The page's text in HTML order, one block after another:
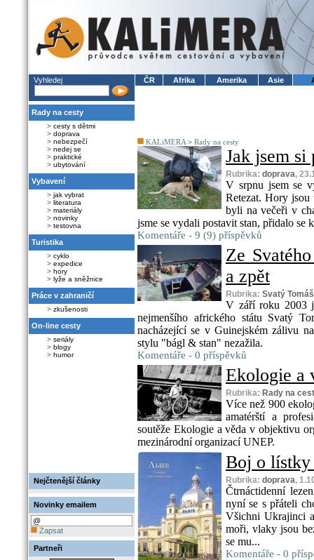
Vyhledej
Rady na cesty
> cesty s dětmi
> doprava
> nebezpečí
> nedej se
> praktické
> ubytování
Vybavení
> jak vybrat
> literatura
> materiály
> novinky
> testovna
Turistika
> cyklo
> expedice
> hory
> lyže a sněžnice
Práce v zahraničí
> zkušenosti
On-line cesty
> seriály
> blogy
> humor
Nejčtenější články
Novinky emailem
Zapsat
Partneři
ČR Afrika Amerika Asie
KALiMERA > Rady na cesty
Jak jsem si
Rubrika: doprava,
V srpnu jsem se
Retezat. Hory jsou
byli na večeři v
jsme se vydali postavit stan, přidalo se
Komentáře - 9 (9) příspěvků
Ze
a zpět
Rubrika: Svatý Tomáš
V září roku 2003
nejmenšího afrického státu Svatý
nacházející se v Guinejském zálivu
stylu "bágl & stan" nezažila.
Komentáře - 0 příspěvků
Ekologie a
Rubrika: Rady na
Více než 900
amatérští a
soutěže Ekologie a věda v objektivu
mezinárodní organizací UNEP.
Boj o
Rubrika: doprava,
Čtrnáctidenní
nyní se s přáteli
Všichni Ukrajinci
moři, vlaky jsou
se mu...
Komentáře - 0